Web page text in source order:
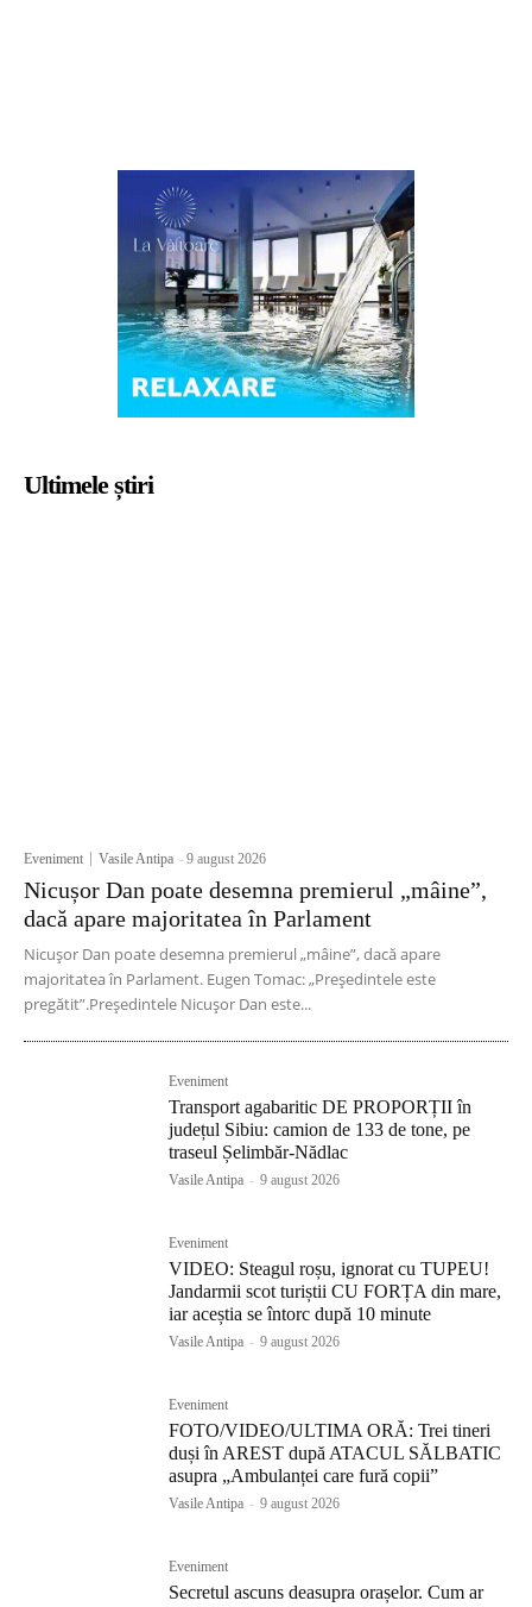
Ultimele știri
Eveniment Vasile Antipa -9 august 2026
Nicușor Dan poate desemna premierul „mâine”,
dacă apare majoritatea în Parlament
Nicușor Dan poate desemna premierul „mâine”, dacă apare
majoritatea în Parlament. Eugen Tomac: „Președintele este
pregătit”.Președintele Nicușor Dan este...
Eveniment
Transport agabaritic DE PROPORȚII în
județul Sibiu: camion de 133 de tone, pe
traseul Șelimbăr-Nădlac
Vasile Antipa - 9 august 2026
Eveniment
VIDEO: Steagul roșu, ignorat cu TUPEU!
Jandarmii scot turiștii CU FORȚA din mare,
iar aceștia se întorc după 10 minute
Vasile Antipa - 9 august 2026
Eveniment
FOTO/VIDEO/ULTIMA ORĂ: Trei tineri
duși în AREST după ATACUL SĂLBATIC
asupra „Ambulanței care fură copii”
Vasile Antipa - 9 august 2026
Eveniment
Secretul ascuns deasupra orașelor. Cum ar